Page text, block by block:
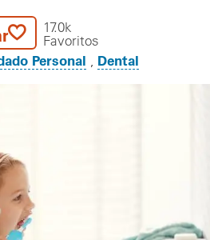
17.0k
Favoritos
Personal Dental